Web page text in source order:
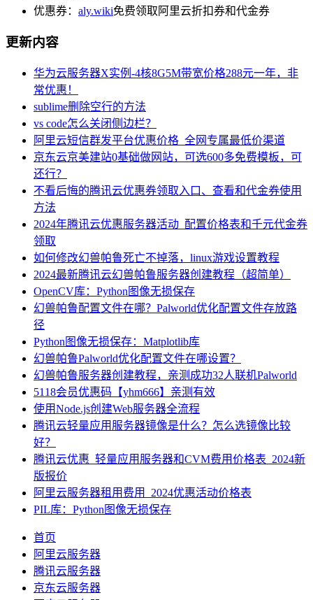
优惠券： aly.wiki免费领取阿里云折扣券和代金券
更新内容
华为云服务器X实例-4核8G5M带宽价格288元一年，非
常优惠！
sublime删除空行的方法
vs code怎么关闭侧边栏？
阿里云短信群发平台优惠价格_全网专属最低价渠道
京东云京美建站0基础做网站，可选600多免费模板，可
还行？
不看后悔的腾讯云优惠券领取入口、查看和代金券使用
方法
2024年腾讯云优惠服务器活动_配置价格表和千元代金券
领取
如何修改幻兽帕鲁死亡不掉落，linux游戏设置教程
2024最新腾讯云幻兽帕鲁服务器创建教程（超简单）
OpenCV库：Python图像无损保存
幻兽帕鲁配置文件在哪？Palworld优化配置文件存放路
径
Python图像无损保存：Matplotlib库
幻兽帕鲁Palworld优化配置文件在哪设置？
幻兽帕鲁服务器创建教程，亲测成功32人联机Palworld
5118会员优惠码【yhm666】亲测有效
使用Node.js创建Web服务器全流程
腾讯云轻量应用服务器镜像是什么？怎么选镜像比较
好？
腾讯云优惠_轻量应用服务器和CVM费用价格表_2024新
版报价
阿里云服务器租用费用_2024优惠活动价格表
PIL库：Python图像无损保存
首页
阿里云服务器
腾讯云服务器
京东云服务器